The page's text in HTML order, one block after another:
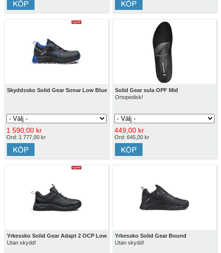
Skyddssko Solid Gear Sonar Low Blue
1 590,00 kr
Ord: 1 777,00 kr
Solid Gear sula OPF Mid
Ortopedisk!
449,00 kr
Ord: 645,00 kr
Yrkessko Solid Gear Adapt 2 OCP Low
Utan skydd!
Yrkessko Solid Gear Bound
Utan skydd!